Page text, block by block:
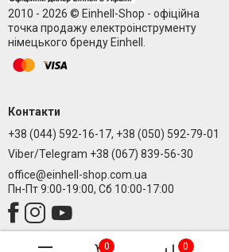
2010 - 2026 © Einhell-Shop - офіційна
точка продажу електроінструменту
німецького бренду Einhell.
Контакти
+38 (044) 592-16-17, +38 (050) 592-79-01
Viber/Telegram +38 (067) 839-56-30
office@einhell-shop.com.ua
Пн-Пт 9:00-19:00, Сб 10:00-17:00
0 0